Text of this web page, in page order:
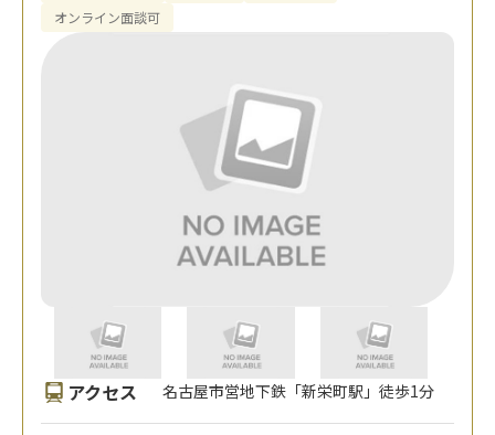
オンライン面談可
アクセス 名古屋市営地下鉄「新栄町駅」徒歩1分